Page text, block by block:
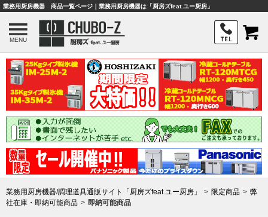
業務用厨房機器 商品一覧ページ｜業務用厨房機器は「厨房ズfeat.ユー厨房」
MENU
業務用厨房機器/調理道具通販サイト「厨房ズfeat.ユー厨房」 限定商品
弊
社在庫・即納可能商品
即納可能商品